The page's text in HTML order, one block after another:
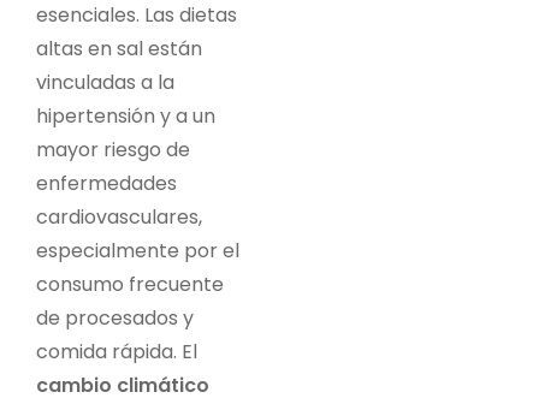
esenciales. Las dietas
altas en sal están
vinculadas a la
hipertensión y a un
mayor riesgo de
enfermedades
cardiovasculares,
especialmente por el
consumo frecuente
de procesados y
comida rápida. El
cambio climático